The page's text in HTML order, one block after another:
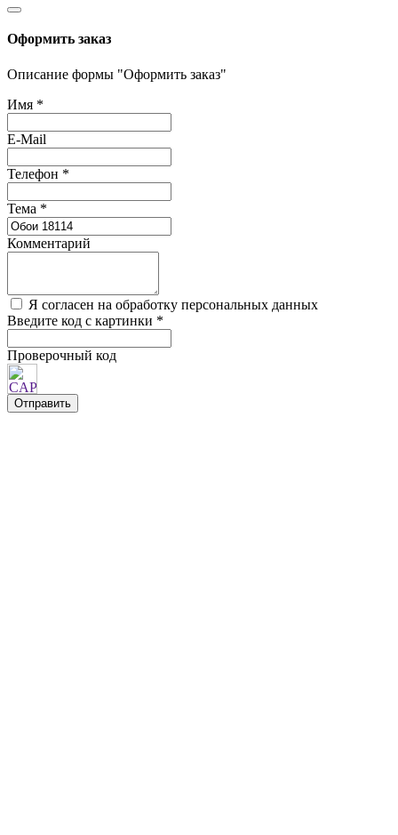
Оформить заказ
Описание формы "Оформить заказ"
Имя *
E-Mail
Телефон *
Тема *
Комментарий
Я согласен на обработку персональных данных
Введите код с картинки *
Проверочный код
Отправить